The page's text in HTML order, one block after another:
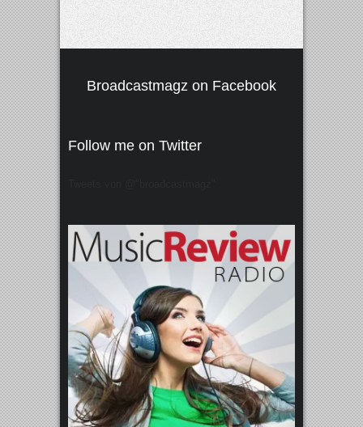
Broadcastmagz on Facebook
Follow me on Twitter